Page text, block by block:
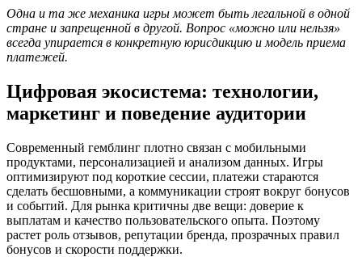
Одна и та же механика игры может быть легальной в одной
стране и запрещенной в другой. Вопрос «можно или нельзя»
всегда упирается в конкретную юрисдикцию и модель приема
платежей.
Цифровая экосистема: технологии,
маркетинг и поведение аудитории
Современный гемблинг плотно связан с мобильными
продуктами, персонализацией и анализом данных. Игры
оптимизируют под короткие сессии, платежи стараются
сделать бесшовными, а коммуникации строят вокруг бонусов
и событий. Для рынка критичны две вещи: доверие к
выплатам и качество пользовательского опыта. Поэтому
растет роль отзывов, репутации бренда, прозрачных правил
бонусов и скорости поддержки.